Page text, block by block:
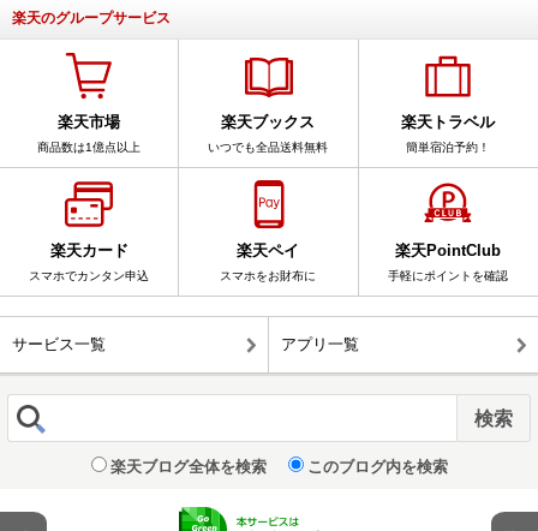
楽天のグループサービス
楽天市場
商品数は1億点以上
楽天ブックス
いつでも全品送料無料
楽天トラベル
簡単宿泊予約！
楽天カード
スマホでカンタン申込
楽天ペイ
スマホをお財布に
楽天PointClub
手軽にポイントを確認
サービス一覧 アプリ一覧
楽天ブログ全体を検索 このブログ内を検索